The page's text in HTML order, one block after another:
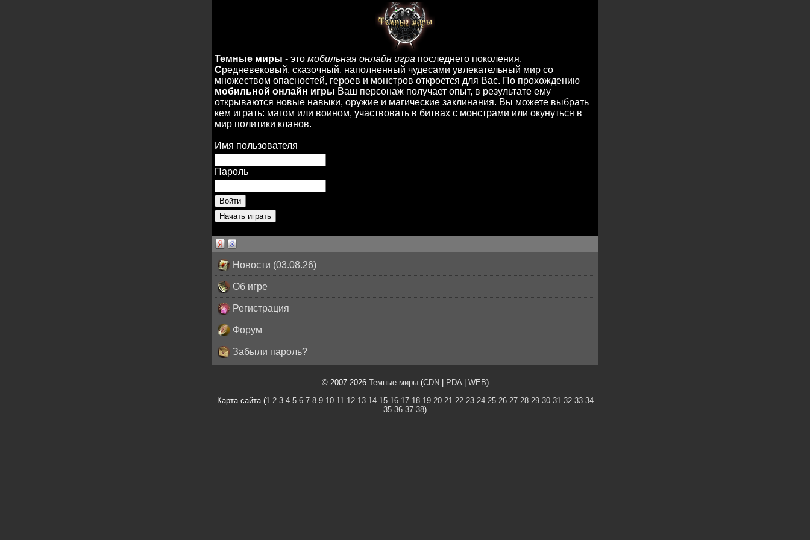
Темные миры - это мобильная онлайн игра последнего поколения.
Средневековый, сказочный, наполненный чудесами увлекательный мир со
множеством опасностей, героев и монстров откроется для Вас. По прохождению
мобильной онлайн игры Ваш персонаж получает опыт, в результате ему
открываются новые навыки, оружие и магические заклинания. Вы можете выбрать
кем играть: магом или воином, участвовать в битвах с монстрами или окунуться в
мир политики кланов.
Имя пользователя
Пароль
Новости (03.08.26)
Об игре
Регистрация
Форум
Забыли пароль?
© 2007-2026 Темные миры(CDN| PDA| WEB)
Карта сайта (1 2 3 4 5 6 7 8 9 10 11 12 13 14 15 16 17 18 19 20 21 22 23 24 25 26 27 28 29 30 31 32 33 34
35 36 37 38)